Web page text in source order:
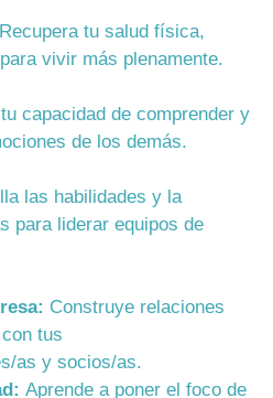
Recupera tu salud física,
vivir más plenamente.
capacidad de comprender y
de los demás.
las habilidades y la
para liderar equipos de
Construye relaciones
tus
as y socios/as.
Aprende a poner el foco de